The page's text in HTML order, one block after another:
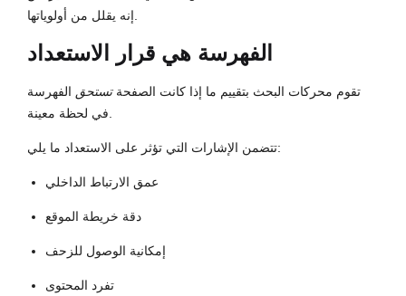
الفهرسة هي قرار الاستعداد
تقوم محركات البحث بتقييم ما إذا كانت الصفحةتستحق الفهرسة
تتضمن الإشارات التي تؤثر على الاستعداد ما يلي:
عمق الارتباط الداخلي
دقة خريطة الموقع
إمكانية الوصول للزحف
تفرد المحتوى